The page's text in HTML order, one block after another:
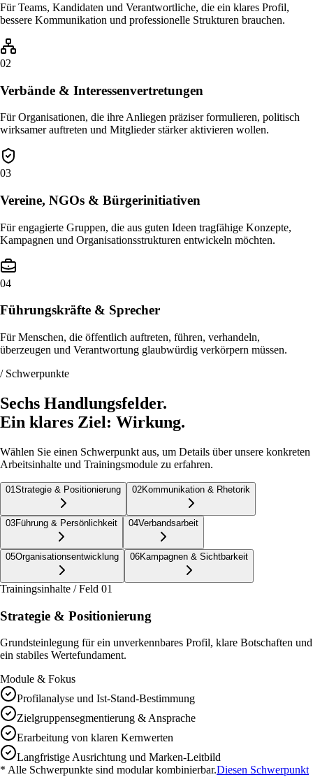
Für Teams, Kandidaten und Verantwortliche, die ein klares Profil,
bessere Kommunikation und professionelle Strukturen brauchen.
02
Verbände & Interessenvertretungen
Für Organisationen, die ihre Anliegen präziser formulieren, politisch
wirksamer auftreten und Mitglieder stärker aktivieren wollen.
03
Vereine, NGOs & Bürgerinitiativen
Für engagierte Gruppen, die aus guten Ideen tragfähige Konzepte,
Kampagnen und Organisationsstrukturen entwickeln möchten.
04
Führungskräfte & Sprecher
Für Menschen, die öffentlich auftreten, führen, verhandeln,
überzeugen und Verantwortung glaubwürdig verkörpern müssen.
/ Schwerpunkte
Sechs Handlungsfelder.
Ein klares Ziel: Wirkung.
Wählen Sie einen Schwerpunkt aus, um Details über unsere konkreten
Arbeitsinhalte und Trainingsmodule zu erfahren.
01 Strategie & Positionierung 02Kommunikation & Rhetorik
03Führung & Persönlichkeit 04Verbandsarbeit
05Organisationsentwicklung 06Kampagnen & Sichtbarkeit
Trainingsinhalte / Feld 01
Strategie & Positionierung
Grundsteinlegung für ein unverkennbares Profil, klare Botschaften und
ein stabiles Wertefundament.
Module & Fokus
Profilanalyse und Ist-Stand-Bestimmung
Zielgruppensegmentierung & Ansprache
Erarbeitung von klaren Kernwerten
Langfristige Ausrichtung und Marken-Leitbild
* Alle Schwerpunkte sind modular kombinierbar.Diesen Schwerpunkt